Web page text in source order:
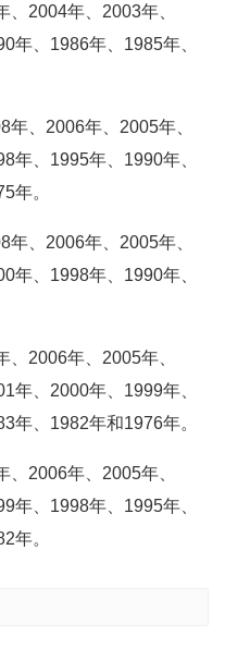
2004年、2003年、
年、1986年、1985年、
、2006年、2005年、
年、1995年、1990年、
年。
、2006年、2005年、
年、1998年、1990年、
2006年、2005年、
年、2000年、1999年、
年、1982年和1976年。
2006年、2005年、
年、1998年、1995年、
年。